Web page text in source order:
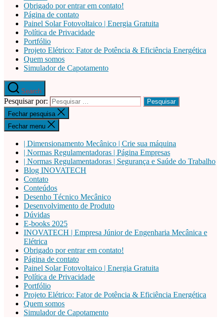
Obrigado por entrar em contato!
Página de contato
Painel Solar Fotovoltaico | Energia Gratuita
Política de Privacidade
Portfólio
Projeto Elétrico: Fator de Potência & Eficiência Energética
Quem somos
Simulador de Capotamento
Search
Pesquisar por:
Fechar pesquisa
Fechar menu
| Dimensionamento Mecânico | Crie sua máquina
| Normas Regulamentadoras | Página Empresas
| Normas Regulamentadoras | Segurança e Saúde do Trabalho
Blog INOVATECH
Contato
Conteúdos
Desenho Técnico Mecânico
Desenvolvimento de Produto
Dúvidas
E-books 2025
INOVATECH | Empresa Júnior de Engenharia Mecânica e
Elétrica
Obrigado por entrar em contato!
Página de contato
Painel Solar Fotovoltaico | Energia Gratuita
Política de Privacidade
Portfólio
Projeto Elétrico: Fator de Potência & Eficiência Energética
Quem somos
Simulador de Capotamento